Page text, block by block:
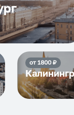
от 1800₽